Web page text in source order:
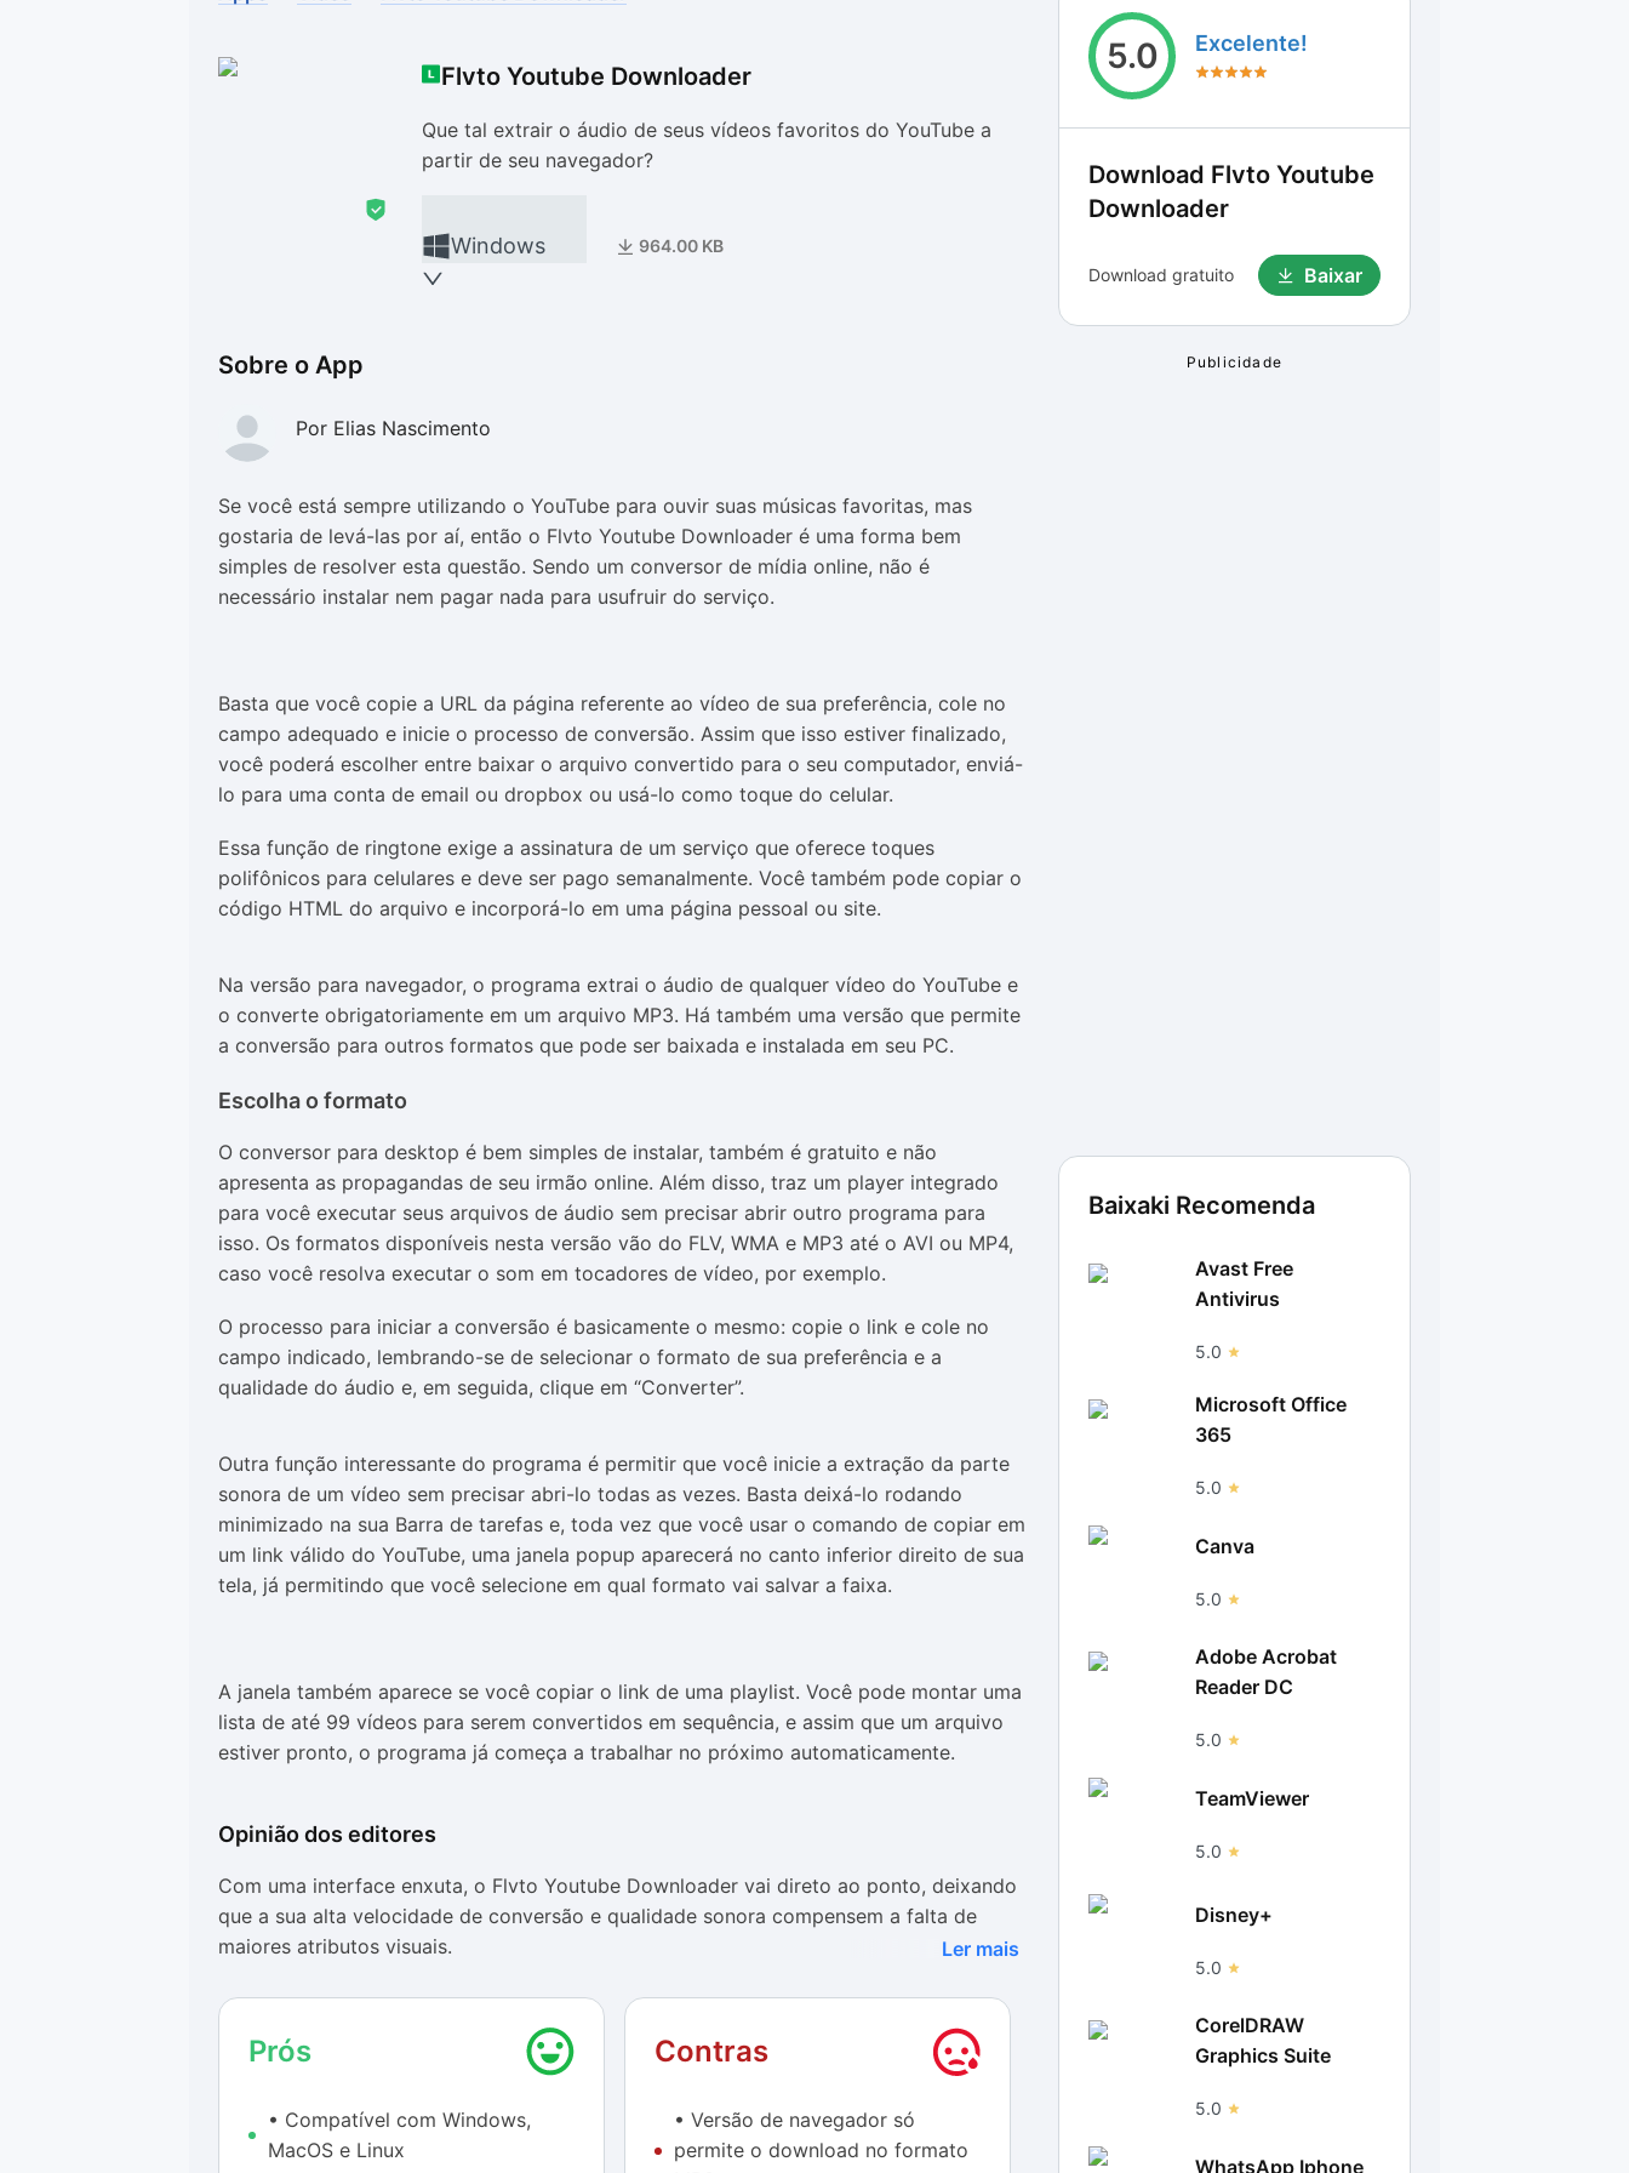
Flvto Youtube Downloader
Que tal extrair o áudio de seus vídeos favoritos do YouTube a
partir de seu navegador?
Windows 964.00 KB
Sobre o App
Por Elias Nascimento
Se você está sempre utilizando o YouTube para ouvir suas músicas favoritas, mas
gostaria de levá-las por aí, então o Flvto Youtube Downloader é uma forma bem
simples de resolver esta questão. Sendo um conversor de mídia online, não é
necessário instalar nem pagar nada para usufruir do serviço.
Basta que você copie a URL da página referente ao vídeo de sua preferência, cole no
campo adequado e inicie o processo de conversão. Assim que isso estiver finalizado,
você poderá escolher entre baixar o arquivo convertido para o seu computador, enviá-
lo para uma conta de email ou dropbox ou usá-lo como toque do celular.
Essa função de ringtone exige a assinatura de um serviço que oferece toques
polifônicos para celulares e deve ser pago semanalmente. Você também pode copiar o
código HTML do arquivo e incorporá-lo em uma página pessoal ou site.
Na versão para navegador, o programa extrai o áudio de qualquer vídeo do YouTube e
o converte obrigatoriamente em um arquivo MP3. Há também uma versão que permite
a conversão para outros formatos que pode ser baixada e instalada em seu PC.
Escolha o formato
O conversor para desktop é bem simples de instalar, também é gratuito e não
apresenta as propagandas de seu irmão online. Além disso, traz um player integrado
para você executar seus arquivos de áudio sem precisar abrir outro programa para
isso. Os formatos disponíveis nesta versão vão do FLV, WMA e MP3 até o AVI ou MP4,
caso você resolva executar o som em tocadores de vídeo, por exemplo.
O processo para iniciar a conversão é basicamente o mesmo: copie o link e cole no
campo indicado, lembrando-se de selecionar o formato de sua preferência e a
qualidade do áudio e, em seguida, clique em “Converter”.
Outra função interessante do programa é permitir que você inicie a extração da parte
sonora de um vídeo sem precisar abri-lo todas as vezes. Basta deixá-lo rodando
minimizado na sua Barra de tarefas e, toda vez que você usar o comando de copiar em
um link válido do YouTube, uma janela popup aparecerá no canto inferior direito de sua
tela, já permitindo que você selecione em qual formato vai salvar a faixa.
A janela também aparece se você copiar o link de uma playlist. Você pode montar uma
lista de até 99 vídeos para serem convertidos em sequência, e assim que um arquivo
estiver pronto, o programa já começa a trabalhar no próximo automaticamente.
Opinião dos editores
Com uma interface enxuta, o Flvto Youtube Downloader vai direto ao ponto, deixando
que a sua alta velocidade de conversão e qualidade sonora compensem a falta de
maiores atributos visuais.
O conversor online funcionou perfeitamente em quase todos os links que usamos para
testá-lo, falhando apenas em uma ocasião. Neste momento, surgiu na tela a seguinte
janela popup: “Pedimos desculpa, por qualquer razão este vídeo não pode ser
No rodapé da mensagem, havia um atalho para baixar a versão para desktop do
Ler mais
Prós
• Compatível com Windows,
MacOS e Linux
Contras
• Versão de navegador só
permite o download no formato
5.0 Excelente!
Download Flvto Youtube
Downloader
Download gratuito Baixar
Baixaki Recomenda
Avast Free
Antivirus
5.0
Microsoft Office
365
5.0
Canva
5.0
Adobe Acrobat
Reader DC
5.0
TeamViewer
5.0
Disney+
5.0
CorelDRAW
Graphics Suite
5.0
WhatsApp Iphone